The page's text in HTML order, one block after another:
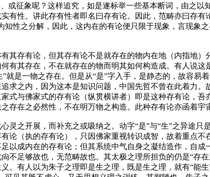
或征象呢？这样追究，如是遂标举一些基本断词，由之
有性。讲此存有性者即名曰存有论。因此，范畴亦曰存
性之分解，因此，这内在的有论便只限于现象，言现象
其存有论，但其存有论不是就存在的物内在地（内指地
有其存在，不在就存在的物而明其如何构造成。有人说
就是一物之存在。但是从“是”字入手，是静态的，故容易
求之内，因为这本是知识问题，中国先哲不曾在此着力
式与佛家式的存有论（纵贯横讲者）即是这种存有论，
存在之必然性，不在明万物之构造。此种存有论亦函着宇
灵之开展，而补充之或吸纳之。动字“是”与“生”之异途
论（执的存有论），只因佛家重视转识成智，故着重点
以成内在的存有论；但其系统中气自身之凝结造作，自
不足够故也，无范畴故也。其太极之理所担负的仍是“存
。有人以为朱子之理即是生之理，既是生之理，就有“能